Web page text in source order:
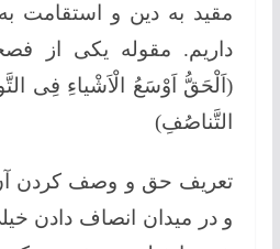
مقید به دین و استقامت
داریم. مقوله یکی از
(اَلْحَقُّ اَوْسَعُ الْاَشْیاءِ فِی
التَّناصُفِ)
تعریف حق و وصف کردن
و در میدان انصاف دادن